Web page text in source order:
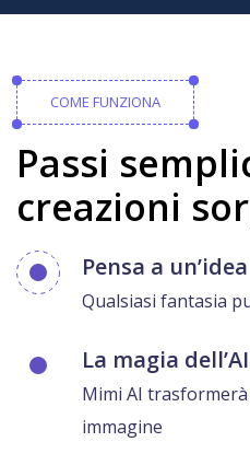
COME FUNZIONA
Passi
creazioni
Pensa a
Qualsiasi fantasia
La magia
Mimi AI
immagine